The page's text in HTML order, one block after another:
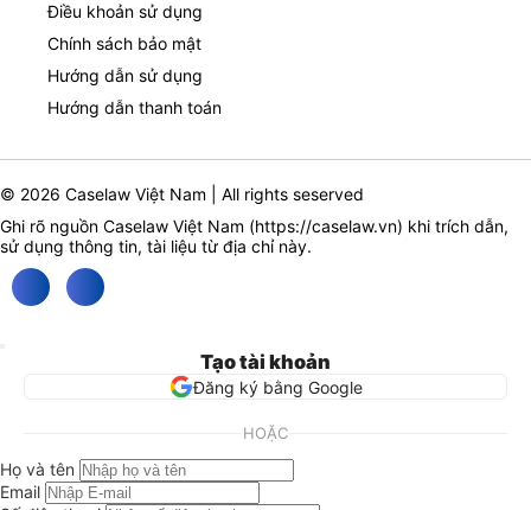
Điều khoản sử dụng
Chính sách bảo mật
Hướng dẫn sử dụng
Hướng dẫn thanh toán
© 2026 Caselaw Việt Nam | All rights seserved
Ghi rõ nguồn Caselaw Việt Nam (https://caselaw.vn) khi trích dẫn,
sử dụng thông tin, tài liệu từ địa chỉ này.
Tạo tài khoản
Đăng ký bằng Google
HOẶC
Họ và tên
Email